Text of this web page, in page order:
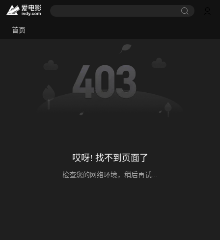
首页
哎呀! 找不到页面了
检查您的网络环境，稍后再试...